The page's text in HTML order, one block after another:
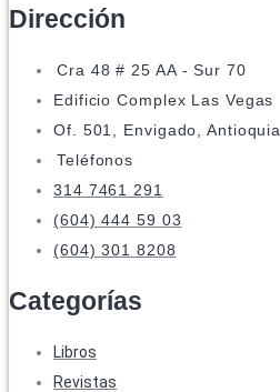
Dirección
Cra 48 # 25 AA - Sur 70
Edificio Complex Las Vegas
Of. 501, Envigado, Antioquia
Teléfonos
314 7461 291
(604) 444 59 03
(604) 301 8208
Categorías
Libros
Revistas